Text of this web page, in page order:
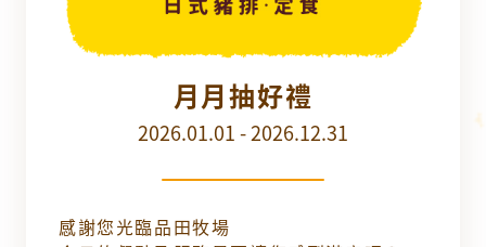
月月抽好禮
2026.01.01 - 2026.12.31
感謝您光臨品田牧場